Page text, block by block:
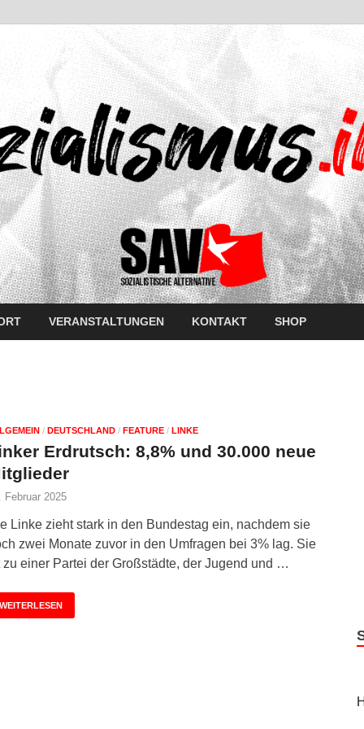
VERANSTALTUNGEN KONTAKT SHOP
/ DEUTSCHLAND / FEATURE / LINKE
Erdrutsch: 8,8% und 30.000 neue
Februar 2025
Linke zieht stark in den Bundestag ein, nachdem sie
zwei Monate zuvor in den Umfragen bei 3% lag. Sie
zu einer Partei der Großstädte, der Jugend und …
WEITERLESEN